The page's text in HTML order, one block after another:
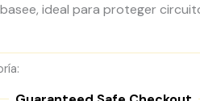
ideal para proteger